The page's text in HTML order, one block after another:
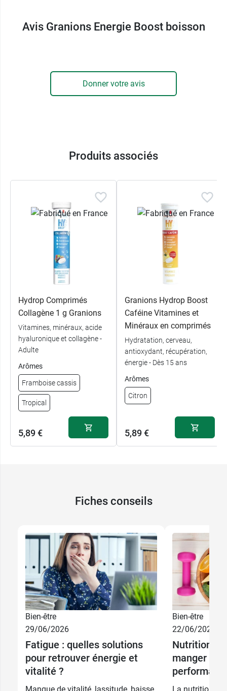
Avis Granions Energie Boost boisson
Donner votre avis
Produits associés
Hydrop Comprimés
Collagène 1 g Granions
Vitamines, minéraux, acide
hyaluronique et collagène -
Adulte
Arômes
Framboise cassis
Tropical
5,89 €
Framboise
cassis
5,89 €
Tropical 5,89 €
Granions Hydrop Boost
Caféine Vitamines et
Minéraux en comprimés
Hydratation, cerveau,
antioxydant, récupération,
énergie - Dès 15 ans
Arômes
Citron
5,89 €
Fiches conseils
Bien-être
29/06/2026
Fatigue : quelles solutions
pour retrouver énergie et
vitalité ?
Bien-être
22/06/2026
Nutrition
manger